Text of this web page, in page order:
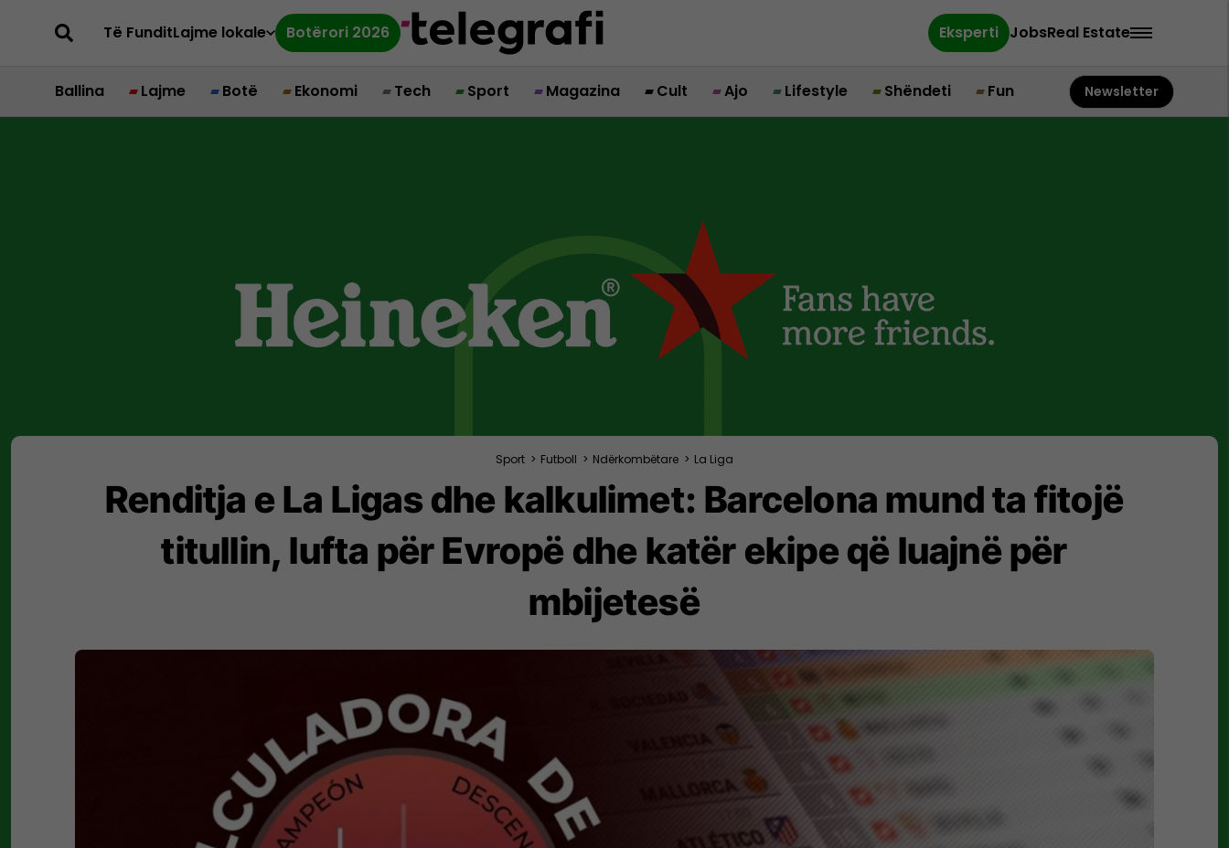
Të FunditLajme lokale Botërori 2026 Eksperti JobsReal Estate
Ballina Lajme Botë Ekonomi Tech Sport Magazina Cult Ajo Lifestyle Shëndeti Fun Newsletter
Sport > Futboll > Ndërkombëtare > La Liga
Renditja e La Ligas dhe kalkulimet: Barcelona mund ta fitojë
titullin, lufta për Evropë dhe katër ekipe që luajnë për
mbijetesë